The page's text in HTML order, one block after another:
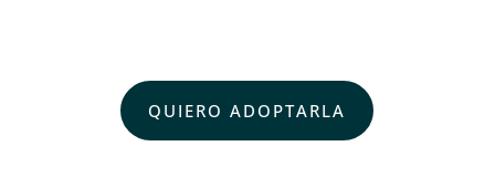
QUIERO ADOPTARLA